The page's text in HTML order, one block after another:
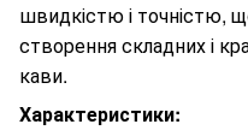
швидкістю і точністю,
створення складних і
кави.
Характеристики: